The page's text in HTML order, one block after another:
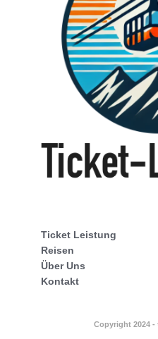
Ticket Leistung
Reisen
Über Uns
Kontakt
Copyright 2024